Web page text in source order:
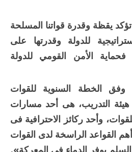
يقظة وقدرة قواتنا المسلحة
للدولة وقدرتها على
الأمن القومي للدولة
وفق الخطة السنوية للقوات
التدريب، هى أحد مسارات
وأحد ركائز الاحترافية فى
القواعد الراسخة لدى القوات
يوفر الدماء فى المعركة».